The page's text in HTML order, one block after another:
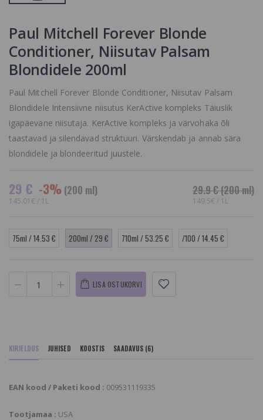
Paul Mitchell Forever Blonde
Conditioner, Niisutav Palsam
Blondidele 200ml
Paul Mitchell Forever Blonde Conditioner, Niisutav Palsam
Blondidele Intensiivne niisutus KerActive kompleks Täiuslik
igapäevane niisutaja. KerActive kompleks ja värvohaka õli
taastavad ja silendavad struktuuri. Värskendab ja annab sära
blondidele ja blondeeritud juustele.
29 € -3% (200 ml)
145.01€ / 1L
29.9 €(200 ml)
149.5€ / 1L
75ml / 14.53 € 200ml / 29 € 710ml / 53.25 € /100 / 14.45 €
LISA OSTUKORVI
KIRJELDUS JUHISED KOOSTIS SAADAVUS (6)
EAN kood / Paketi kood : 009531119335
Tootjamaa : USA
SARNASEID
KODULEHELT
Kitoko Hydro-
Revive Mask
Kuivadele,
Karedatele
28.83 €
Juustele
19.15 €